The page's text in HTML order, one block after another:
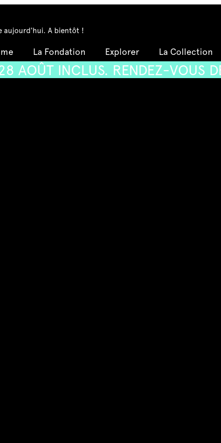
aujourd'hui. A bientôt !
La Fondation Explorer La Collection
RENDEZ-VOUS DÈS LE